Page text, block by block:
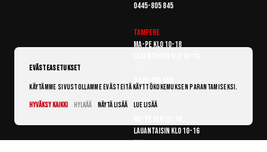
0445-805 845
Tampere
Ma-pe klo 10-18
Vantaa
Lauantaisin klo 10-16
Puh:
Evästeasetukset
Käytämme sivustollamme evästeitä käyttökokemuksen parantamiseksi.
Hyväksy kaikki
Hylkää Näytä lisää Lue lisää